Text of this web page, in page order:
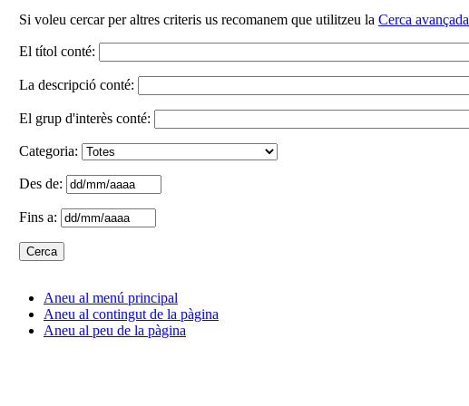
Si voleu cercar per altres criteris us recomanem que utilitzeu la Cerca avançada
El títol conté:
La descripció conté:
El grup d'interès conté:
Categoria:
Des de:
Fins a:
Aneu al menú principal
Aneu al contingut de la pàgina
Aneu al peu de la pàgina